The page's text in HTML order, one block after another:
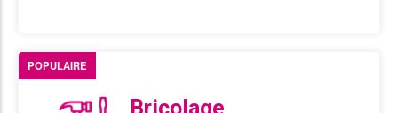
POPULAIRE